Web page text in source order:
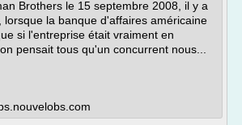
Brothers le 15 septembre 2008, il y a
lorsque la banque d'affaires américaine
si l'entreprise était vraiment en
pensait tous qu'un concurrent nous...